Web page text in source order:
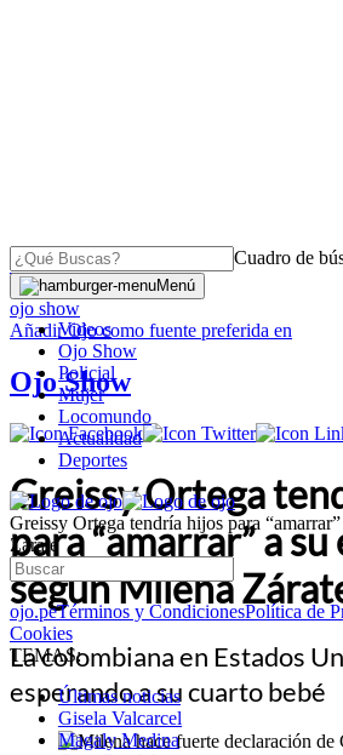
Cuadro de
Menú
Videos
Ojo Show
Policial
Mujer
Locomundo
Actualidad
Deportes
Greissy Ortega tendría hijos para
Zárate
ojo.peTérminos y CondicionesPolítica de
Cookies
TEMAS:
Últimas noticias
Gisela Valcarcel
Magaly Medina
OJO
ojo show
AñadirOjocomo fuente preferida en
Ojo Show
Greissy Ortega
para “amarrar” a su
según Milena
La colombiana en Estados
esperando a su cuarto bebé